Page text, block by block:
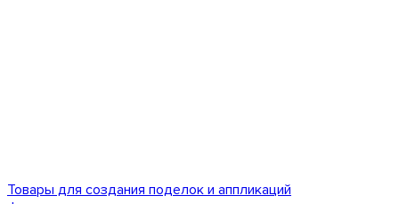
Товары для создания поделок и аппликаций